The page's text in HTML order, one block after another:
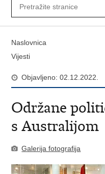
Naslovnica
Vijesti
Objavljeno: 02.12.2022.
Održane
s Australijom
Galerija fotografija